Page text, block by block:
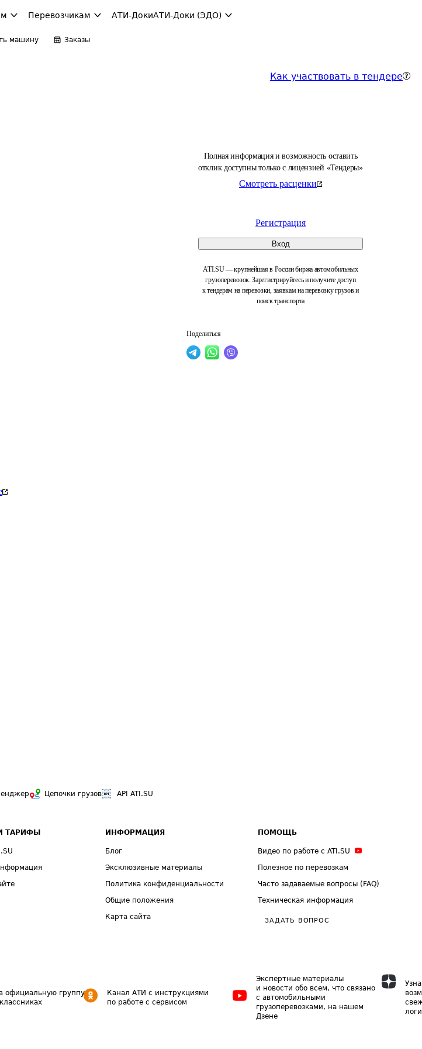
Перевозчикам АТИ-ДокиАТИ-Доки (ЭДО)
машину Заказы
Как участвовать в тендере
Полная информация и возможность оставить
отклик доступны только с лицензией «Тендеры»
Смотреть расценки
Регистрация
Вход
ATI.SU — крупнейшая в России биржа автомобильных
грузоперевозок. Зарегистрируйтесь и получите доступ
к тендерам на перевозки, заявкам на перевозку грузов и
поиск транспорта
Поделиться
Цепочки грузов API ATI.SU
ТАРИФЫ ИНФОРМАЦИЯ
Блог
Эксклюзивные материалы
Политика конфиденциальности
Общие положения
Карта сайта
ПОМОЩЬ
Видео по работе с ATI.SU
Полезное по перевозкам
Часто задаваемые вопросы (FAQ)
Техническая информация
ЗАДАТЬ ВОПРОС
официальную группу
Канал АТИ с инструкциями
по работе с сервисом
Экспертные материалы
и новости обо всем, что связано
с автомобильными
грузоперевозками, на нашем
Дзене